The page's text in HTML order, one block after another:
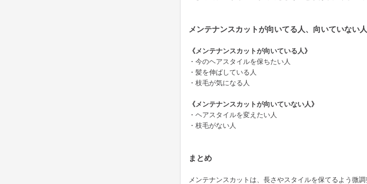
メンテナンスカットが向いてる人、向いていない
《メンテナンスカットが向いている人》
・今のヘアスタイルを保ちたい人
・髪を伸ばしている人
・枝毛が気になる人
《メンテナンスカットが向いていない人》
・ヘアスタイルを変えたい人
・枝毛がない人
まとめ
メンテナンスカットは、長さやスタイルを保てるよう微